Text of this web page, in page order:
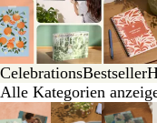
CelebrationsBestseller
Alle Kategorien
Galeriebilder